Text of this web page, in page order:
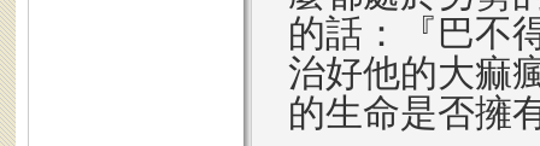
的話：『巴不
治好他的大痲
的生命是否擁